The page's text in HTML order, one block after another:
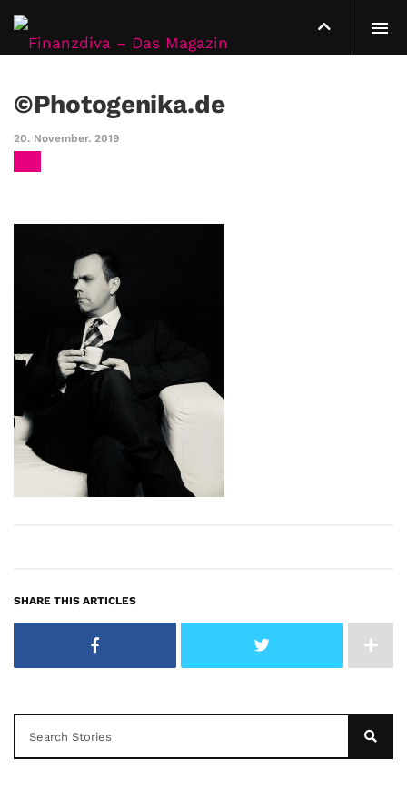
©Photogenika.de
20. November. 2019
SHARE THIS ARTICLES